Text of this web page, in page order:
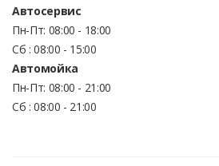
Автосервис
Пн-Пт: 08:00 - 18:00
Сб : 08:00 - 15:00
Автомойка
Пн-Пт: 08:00 - 21:00
Сб : 08:00 - 21:00